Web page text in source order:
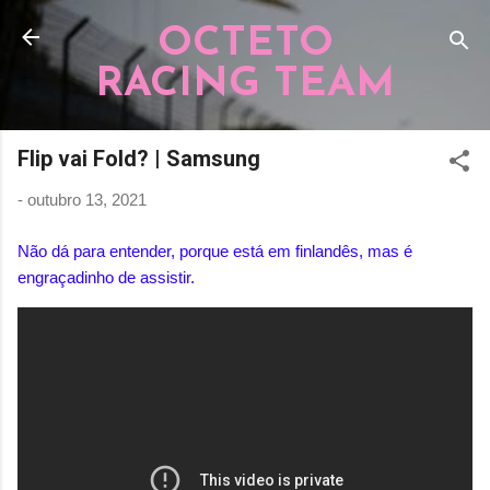
Pular para o conteúdo principal
OCTETO
RACING TEAM
Flip vai Fold? | Samsung
- outubro 13, 2021
Não dá para entender, porque está em finlandês, mas é
engraçadinho de assistir.